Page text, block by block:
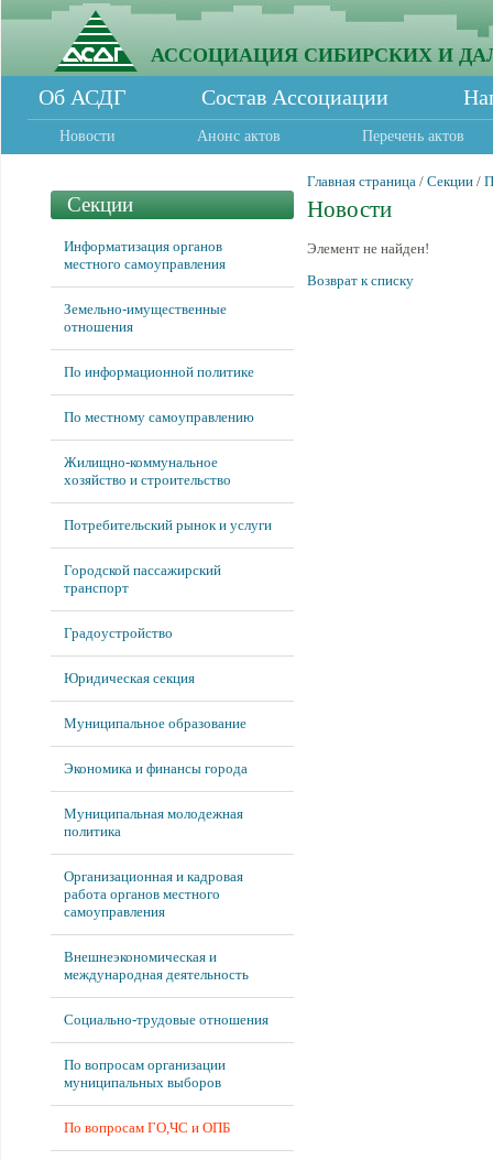
АССОЦИАЦИЯ СИБИРСКИХ И
Об АСДГ Состав Ассоциации
Новости Анонс актов Перечень актов
Секции
Информатизация органов
местного самоуправления
Земельно-имущественные
отношения
По информационной политике
По местному самоуправлению
Жилищно-коммунальное
хозяйство и строительство
Потребительский рынок и услуги
Городской пассажирский
транспорт
Градоустройство
Юридическая секция
Муниципальное образование
Экономика и финансы города
Муниципальная молодежная
политика
Организационная и кадровая
работа органов местного
самоуправления
Внешнеэкономическая и
международная деятельность
Социально-трудовые отношения
По вопросам организации
муниципальных выборов
По вопросам ГО,ЧС и ОПБ
Главная страница / Секции /
Новости
Элемент не найден!
Возврат к списку